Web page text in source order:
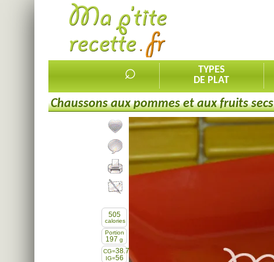
⌕
TYPES
DE PLAT
Chaussons aux pommes et aux fruits secs
Ajouter la recette à mes favorites
Commenter, noter la recette
Imprimer la recette
505
calories
Portion
197 g
CG=38.7
IG=56